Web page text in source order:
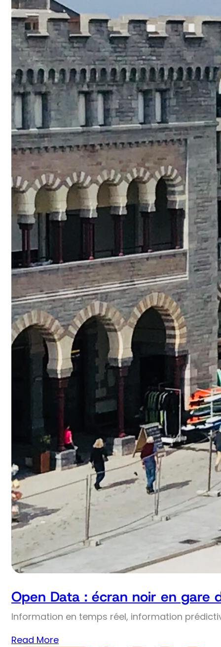
Open Data : écran noir en gare
Information en temps réel, information
Read More